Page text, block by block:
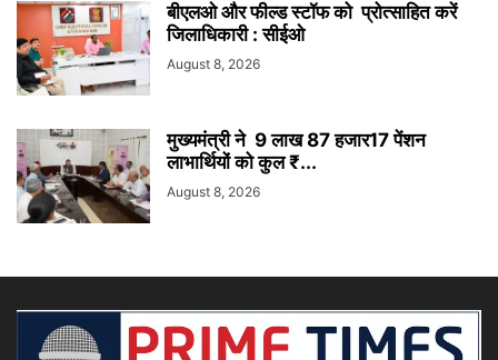
बीएलओ और फील्ड स्टॉफ को प्रोत्साहित करें
जिलाधिकारी : सीईओ
August 8, 2026
मुख्यमंत्री ने 9 लाख 87 हजार17 पेंशन
लाभार्थियों को कुल ₹...
August 8, 2026